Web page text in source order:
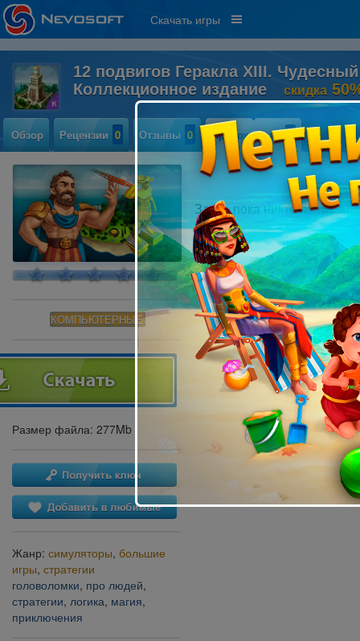
Скачать игры
12 подвигов Геракла XIII.
Коллекционное издание
скидка
Обзор Рецензии 0 Отзывы 0 Прохождение 0
КОМПЬЮТЕРНЫЕ
Размер файла: 277Mb
Жанр: симуляторы, большие
игры, стратегии
головоломки, про людей,
стратегии, логика, магия,
приключения
Здесь пока никто не писал